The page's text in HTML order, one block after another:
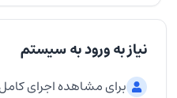
نیاز به ورود به سیستم
برای مشاهده اجرای